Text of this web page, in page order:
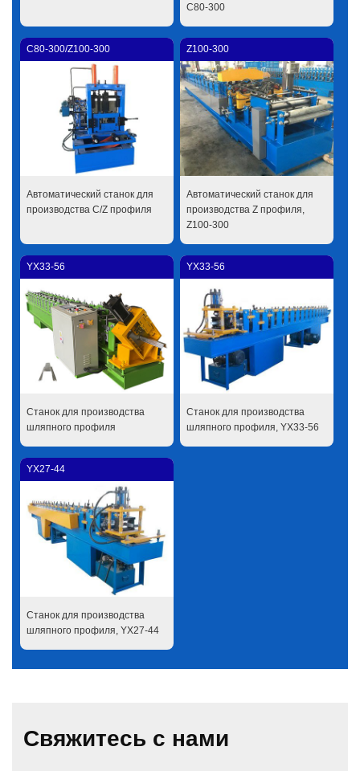
C80-300
C80-300/Z100-300
Автоматический станок для
производства C/Z профиля
Z100-300
Автоматический станок для
производства Z профиля,
Z100-300
YX33-56
Станок для производства
шляпного профиля
YX33-56
Станок для производства
шляпного профиля, YX33-56
YX27-44
Станок для производства
шляпного профиля, YX27-44
Свяжитесь с нами